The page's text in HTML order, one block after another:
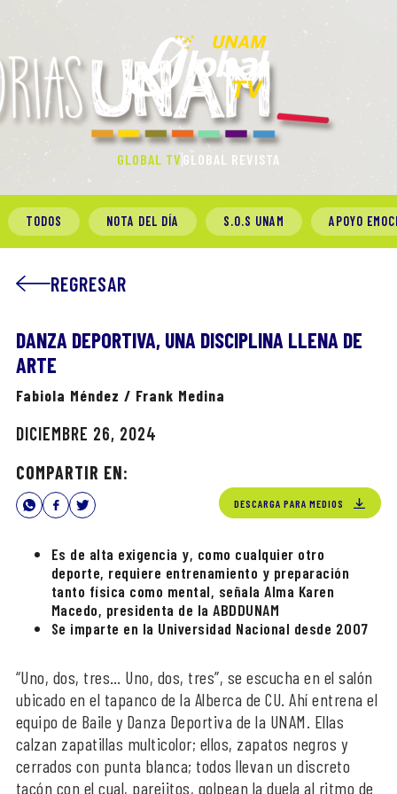
GLOBAL TV GLOBAL REVISTA
TODOS NOTA DEL DÍA S.O.S UNAM APOYO
REGRESAR
DANZA DEPORTIVA, UNA DISCIPLINA LLENA DE
ARTE
Fabiola Méndez / Frank Medina
DICIEMBRE 26, 2024
COMPARTIR EN:
DESCARGA PARA MEDIOS
Es de alta exigencia y, como cualquier otro
deporte, requiere entrenamiento y preparación
tanto física como mental, señala Alma Karen
Macedo, presidenta de la ABDDUNAM
Se imparte en la Universidad Nacional desde 2007
“Uno, dos, tres… Uno, dos, tres”, se escucha en el salón
ubicado en el tapanco de la Alberca de CU. Ahí entrena el
equipo de Baile y Danza Deportiva de la UNAM. Ellas
calzan zapatillas multicolor; ellos, zapatos negros y
cerrados con punta blanca; todos llevan un discreto
tacón con el cual, parejitos, golpean la duela al ritmo de